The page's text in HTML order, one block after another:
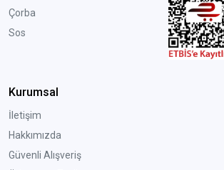
Çorba
Sos
Kurumsal
İletişim
Hakkımızda
Güvenli Alışveriş